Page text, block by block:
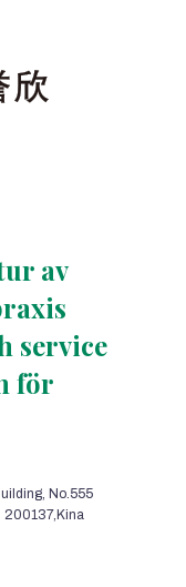
av
service
för
No.555
200137,Kina